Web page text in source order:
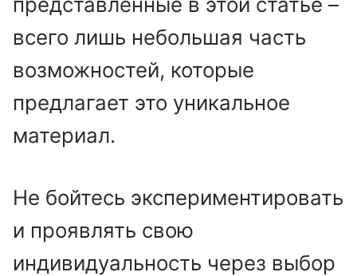
всего лишь небольшая часть
возможностей, которые
предлагает это уникальное
материал.
Не бойтесь экспериментировать
и проявлять свою
индивидуальность через выбор